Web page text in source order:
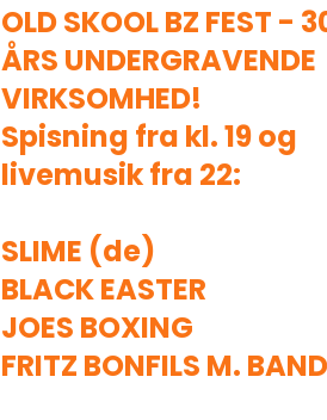
OLD SKOOL BZ FEST -
ÅRS UNDERGRAVENDE
VIRKSOMHED!
Spisning fra kl. 19 og
livemusik fra 22:
SLIME (de)
BLACK EASTER
JOES BOXING
FRITZ BONFILS M. BAND